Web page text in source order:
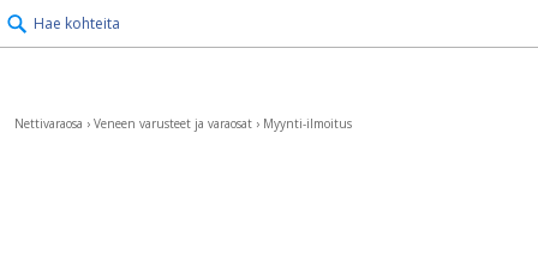
Hae kohteita
Nettivaraosa › Veneen varusteet ja varaosat › Myynti-ilmoitus